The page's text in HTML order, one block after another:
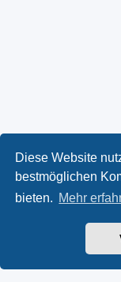
Diese Website
bestmöglichen
bieten. Mehr